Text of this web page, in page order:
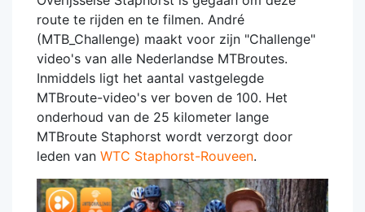
route te rijden en te filmen. André
(MTB_Challenge) maakt voor zijn "Challenge"
video's van alle Nederlandse MTBroutes.
Inmiddels ligt het aantal vastgelegde
MTBroute-video's ver boven de 100. Het
onderhoud van de 25 kilometer lange
MTBroute Staphorst wordt verzorgt door
leden van WTC Staphorst-Rouveen.